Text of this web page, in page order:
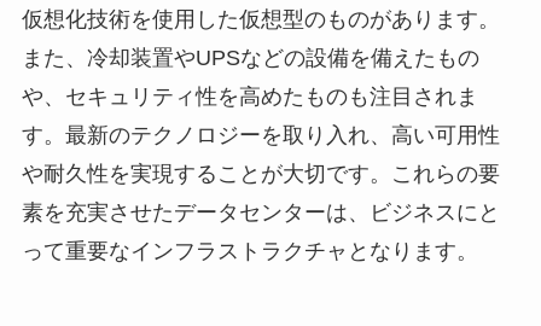
仮想化技術を使用した仮想型のものがあります。
また、冷却装置やUPSなどの設備を備えたもの
や、セキュリティ性を高めたものも注目されま
す。最新のテクノロジーを取り入れ、高い可用性
や耐久性を実現することが大切です。これらの要
素を充実させたデータセンターは、ビジネスにと
って重要なインフラストラクチャとなります。